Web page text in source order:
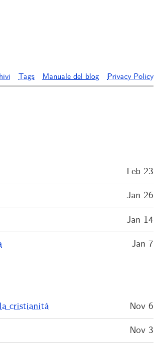
Tags Manuale del blog Privacy Policy
Feb 23
Jan 26
Jan 14
Jan 7
cristianità Nov 6
Nov 3